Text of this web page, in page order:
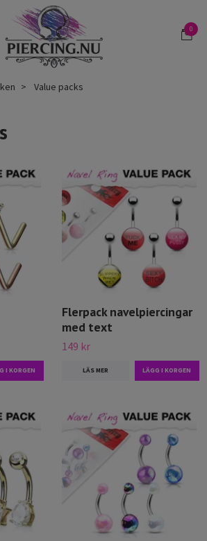
0
Value packs
Flerpack navelpiercingar
med text
149 kr
LÄS MER